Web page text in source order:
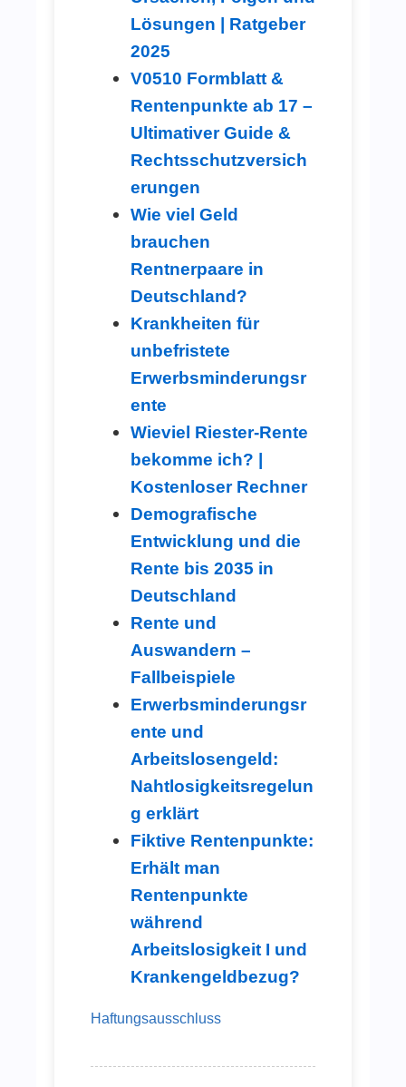
Lösungen | Ratgeber
2025
V0510 Formblatt &
Rentenpunkte ab 17 –
Ultimativer Guide &
Rechtsschutzversich
erungen
Wie viel Geld
brauchen
Rentnerpaare in
Deutschland?
Krankheiten für
unbefristete
Erwerbsminderungsr
ente
Wieviel Riester-Rente
bekomme ich? |
Kostenloser Rechner
Demografische
Entwicklung und die
Rente bis 2035 in
Deutschland
Rente und
Auswandern –
Fallbeispiele
Erwerbsminderungsr
ente und
Arbeitslosengeld:
Nahtlosigkeitsregelun
g erklärt
Fiktive Rentenpunkte:
Erhält man
Rentenpunkte
während
Arbeitslosigkeit I und
Krankengeldbezug?
Haftungsausschluss